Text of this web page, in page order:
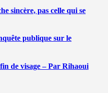
sincère, pas celle qui se
publique sur le
de visage – Par Rihaoui